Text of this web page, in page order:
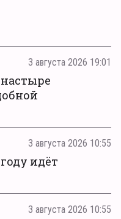
3 августа 2026 19:01
3 августа 2026 10:55
идёт
3 августа 2026 10:55